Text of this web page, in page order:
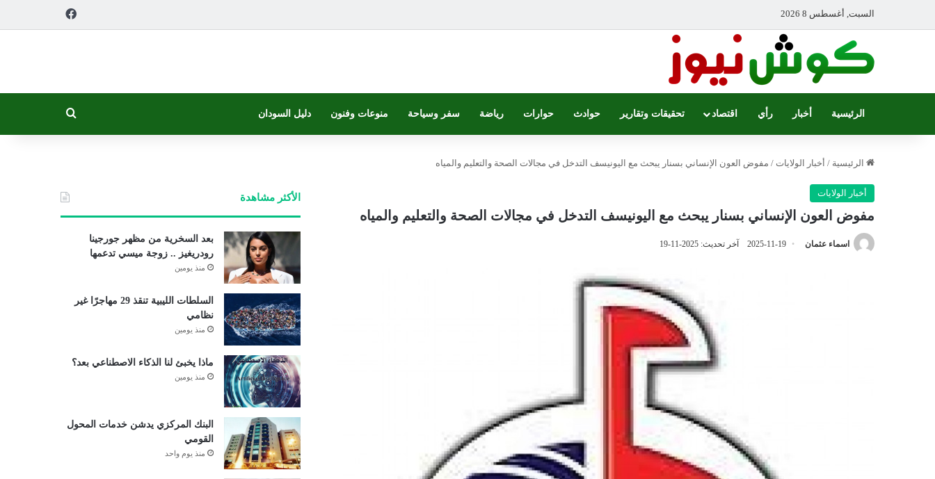
السبت, أغسطس 8 2026
الرئيسية أخبار رأي اقتصاد تحقيقات وتقارير حوادث حوارات رياضة سفر وسياحة منوعات وفنون دليل السودان
الرئيسية / أخبار الولايات / مفوض العون الإنساني بسنار يبحث مع اليونيسف التدخل في مجالات الصحة والتعليم والمياه
أخبار الولايات
مفوض العون الإنساني بسنار يبحث مع اليونيسف التدخل في مجالات الصحة والتعليم والمياه
اسماء عثمان 2025-11-19 آخر تحديث: 2025-11-19
الأكثر مشاهدة
بعد السخرية من مظهر جورجينا
رودريغيز .. زوجة ميسي تدعمها
منذ يومين
السلطات الليبية تنقذ 29 مهاجرًا غير
نظامي
منذ يومين
ماذا يخبئ لنا الذكاء الاصطناعي بعد؟
منذ يومين
البنك المركزي يدشن خدمات المحول
القومي
منذ يوم واحد